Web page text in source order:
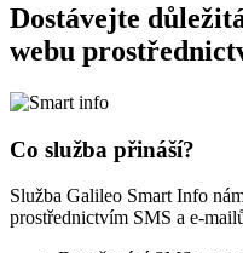
Dostávejte
webu
Co služba přináší?
Služba Galileo Smart Info
prostřednictvím SMS a e-